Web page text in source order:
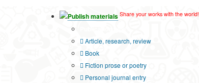
Publish materials Share your works with the world!
Article, research, review
Book
Fiction prose or poetry
Personal journal entry